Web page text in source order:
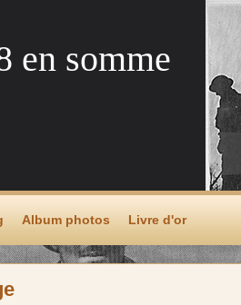
en somme
Album photos Livre d'or